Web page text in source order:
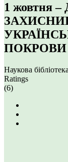
1 жовтня
ПОКРОВИ
Наукова бібліотека
Ratings
(6)